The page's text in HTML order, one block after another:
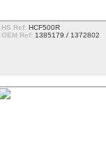
HS Ref: HCF500R
OEM Ref: 1385179 / 1372802